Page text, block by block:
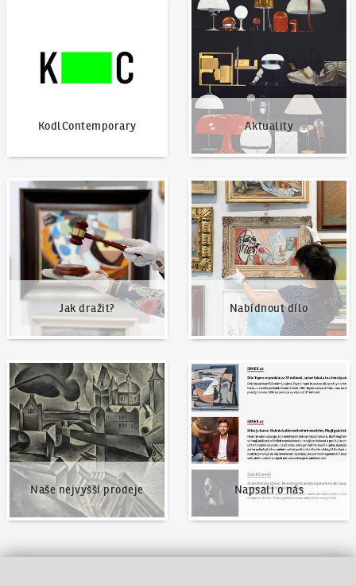
KodlContemporary Aktuality
Aktuality
Jak dražit?
Jak dražit?
Nabídnout dílo
Nabídnout dílo
Naše nejvyšší prodeje
Naše nejvyšší prodeje
Napsali o nás
Napsali o nás